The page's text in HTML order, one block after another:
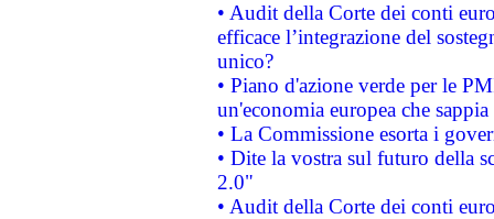
• Audit della Corte dei conti
efficace l’integrazione del
unico?
• Piano d'azione verde per le
un'economia europea che
• La Commissione esorta i
• Dite la vostra sul futuro della
2.0"
• Audit della Corte dei conti